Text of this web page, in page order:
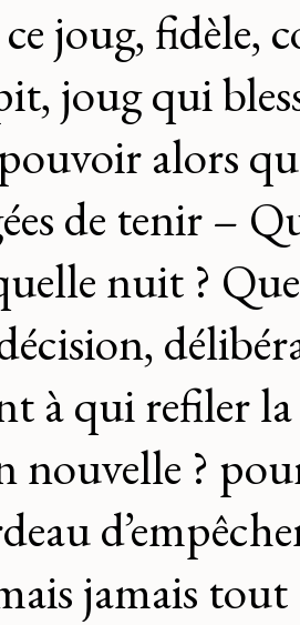
joug, fidèle,
joug qui
alors
de tenir –
nuit ?
à qui refiler
nouvelle ?
jamais